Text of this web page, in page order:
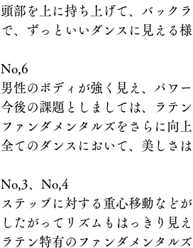
頭部を上に持ち上げて、バック
で、ずっといいダンスに見える様
No,6
男性のボディが強く見え、パワ
今後の課題としましては、ラテ
ファンダメンタルズをさらに向
全てのダンスにおいて、美しさ
No,3、No,4
ステップに対する重心移動など
したがってリズムもはっきり見え
ラテン特有のファンダメンタル